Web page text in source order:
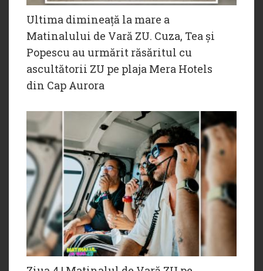
Ultima dimineață la mare a
Matinalului de Vară ZU. Cuza, Tea și
Popescu au urmărit răsăritul cu
ascultătorii ZU pe plaja Mera Hotels
din Cap Aurora